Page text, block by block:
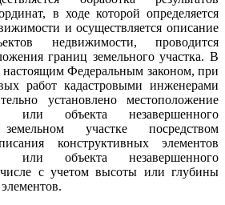
в ходе которой определяется
и осуществляется описание
недвижимости, проводится
границ земельного участка. В
настоящим Федеральным законом, при
работ кадастровыми инженерами
установлено местоположение
или объекта незавершенного
участке посредством
конструктивных элементов
или объекта незавершенного
числе с учетом высоты или глубины